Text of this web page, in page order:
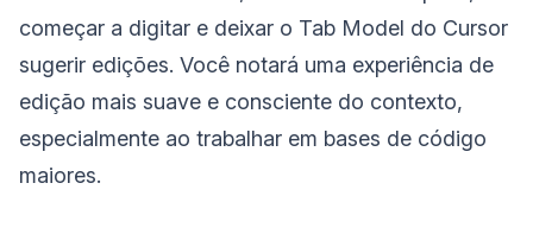
começar a digitar e deixar o Tab Model do Cursor
sugerir edições. Você notará uma experiência de
edição mais suave e consciente do contexto,
especialmente ao trabalhar em bases de código
maiores.